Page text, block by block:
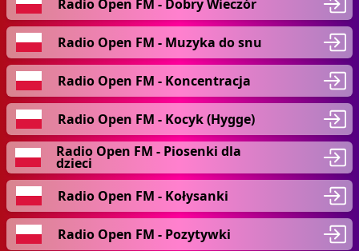
Radio Open FM - Dobry Wieczór
Radio Open FM - Muzyka do snu
Radio Open FM - Koncentracja
Radio Open FM - Kocyk (Hygge)
Radio Open FM - Piosenki dla
dzieci
Radio Open FM - Kołysanki
Radio Open FM - Pozytywki